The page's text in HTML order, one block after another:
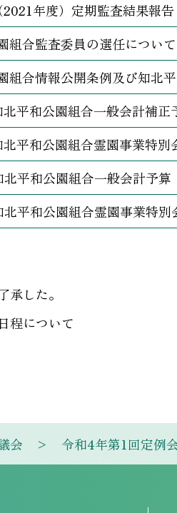
年度）定期監査結果報告
組合監査委員の選任について
組合情報公開条例及び知北
平和公園組合一般会計補正
平和公園組合霊園事業特別
平和公園組合一般会計予算
平和公園組合霊園事業特別
した。
程について
会 令和4年第1回定例